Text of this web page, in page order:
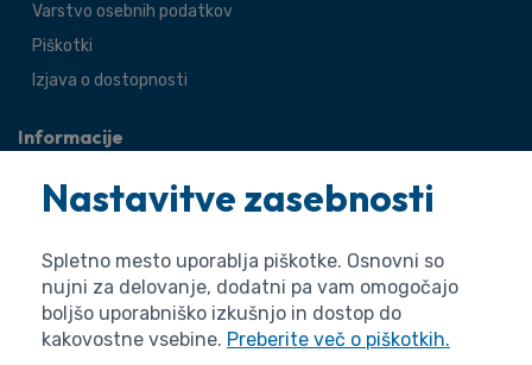
Varstvo osebnih podatkov
Piškotki
Izjava o dostopnosti
Informacije
O agenciji
Splošne zadeve
Pravne zadeve
Nastavitve zasebnosti
Spletno mesto uporablja piškotke. Osnovni so
nujni za delovanje, dodatni pa vam omogočajo
boljšo uporabniško izkušnjo in dostop do
kakovostne vsebine. Preberite več o piškotkih.